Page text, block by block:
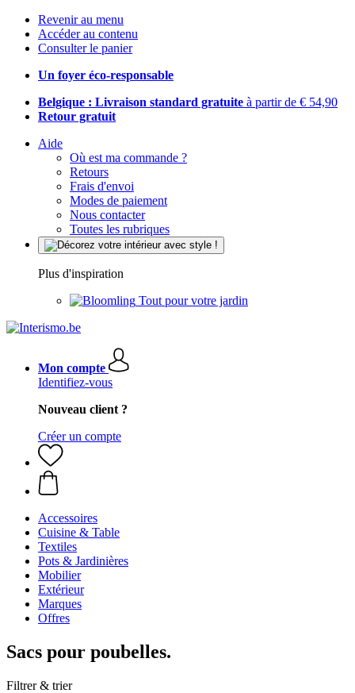
Revenir au menu
Accéder au contenu
Consulter le panier
Un foyer éco-responsable
Belgique : Livraison standard gratuite à partir de € 54,90
Retour gratuit
Aide
Où est ma commande ?
Retours
Frais d'envoi
Modes de paiement
Nous contacter
Toutes les rubriques
Plus d'inspiration
Tout pour votre jardin
Mon compte
Identifiez-vous
Nouveau client ?
Créer un compte
Accessoires
Cuisine & Table
Textiles
Pots & Jardinières
Mobilier
Extérieur
Marques
Offres
Sacs pour poubelles.
Filtrer & trier